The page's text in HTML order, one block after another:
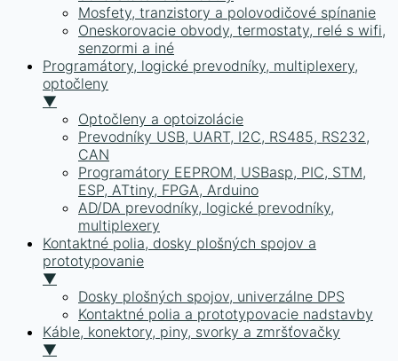
Mosfety, tranzistory a polovodičové spínanie
Oneskorovacie obvody, termostaty, relé s wifi,
senzormi a iné
Programátory, logické prevodníky, multiplexery,
optočleny
▼
Optočleny a optoizolácie
Prevodníky USB, UART, I2C, RS485, RS232,
CAN
Programátory EEPROM, USBasp, PIC, STM,
ESP, ATtiny, FPGA, Arduino
AD/DA prevodníky, logické prevodníky,
multiplexery
Kontaktné polia, dosky plošných spojov a
prototypovanie
▼
Dosky plošných spojov, univerzálne DPS
Kontaktné polia a prototypovacie nadstavby
Káble, konektory, piny, svorky a zmršťovačky
▼